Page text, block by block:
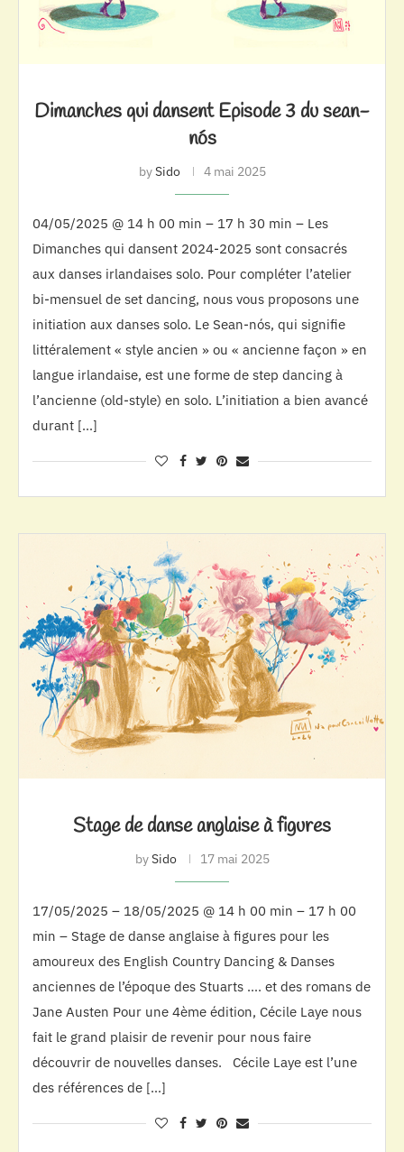
Dimanches qui dansent Episode 3 du sean-
nós
bySido 4 mai 2025
04/05/2025 @ 14 h 00 min – 17 h 30 min – Les
Dimanches qui dansent 2024-2025 sont consacrés
aux danses irlandaises solo. Pour compléter l’atelier
bi-mensuel de set dancing, nous vous proposons une
initiation aux danses solo. Le Sean-nós, qui signifie
littéralement « style ancien » ou « ancienne façon » en
langue irlandaise, est une forme de step dancing à
l’ancienne (old-style) en solo. L’initiation a bien avancé
durant […]
Stage de danse anglaise à figures
bySido 17 mai 2025
17/05/2025 – 18/05/2025 @ 14 h 00 min – 17 h 00
min – Stage de danse anglaise à figures pour les
amoureux des English Country Dancing & Danses
anciennes de l’époque des Stuarts …. et des romans de
Jane Austen Pour une 4ème édition, Cécile Laye nous
fait le grand plaisir de revenir pour nous faire
découvrir de nouvelles danses. Cécile Laye est l’une
des références de […]